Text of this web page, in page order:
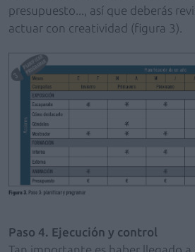
presupuesto..., así que deberás
actuar con creatividad (figura 3).
Paso 4. Ejecución y control